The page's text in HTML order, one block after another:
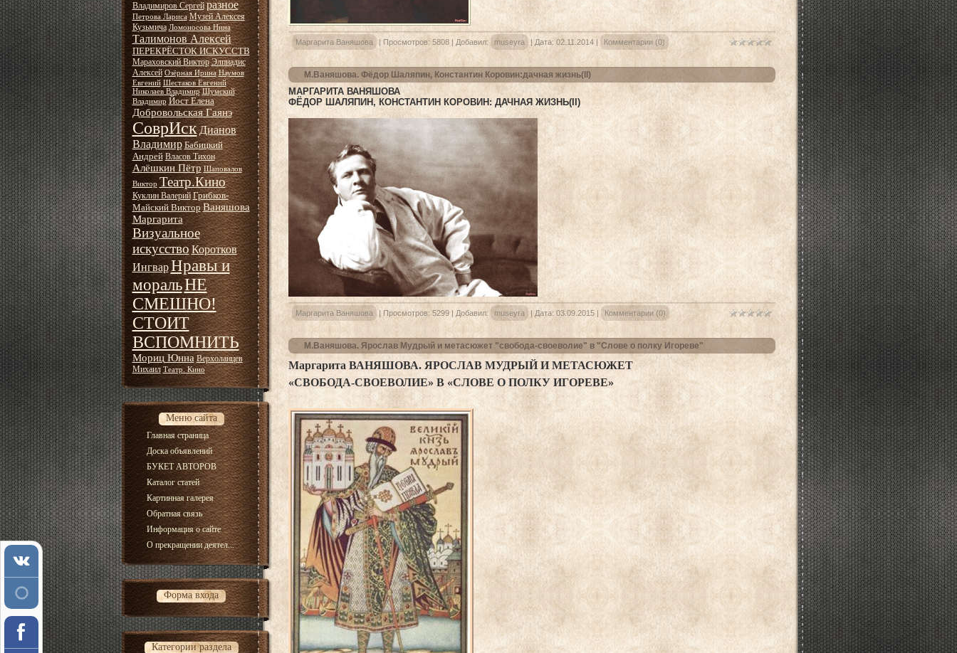
Владимиров Сергей разное
Петрова Лариса Музей Алексея
Кузьмича Ломоносова Нина
Талимонов Алексей
ПЕРЕКРЁСТОК ИСКУССТВ
Мараховский Виктор Элпиадис
Алексей Озёрная Ирина Наумов
Евгений Шестаков Евгений
Николаев Владимир Шумский
Владимир Йост Елена
Добровольская Гаянэ
СоврИскДианов
Владимир Бабицкий
Андрей Власов Тихон
Алёшкин Пётр Шаповалов
Виктор Театр.Кино
Куклин Валерий Грибков-
Майский Виктор Ваняшова
Маргарита
Визуальное
искусствоКоротков
ИнгварНравы и
моральНЕ
СМЕШНО!
СТОИТ
ВСПОМНИТЬ
Мориц Юнна Верхоланцев
Михаил Театр. Кино
Меню сайта
Главная страница
Доска объявлений
БУКЕТ АВТОРОВ
Каталог статей
Картинная галерея
Обратная связь
Информация о сайте
О прекращении деятел...
Форма входа
Категории раздела
Маргарита Ваняшова Просмотров: 5808| Добавил: museyra Дата: 02.11.2014 Комментарии (0)
М.Ваняшова. Фёдор Шаляпин, Константин Коровин:дачная жизнь(II)
МАРГАРИТА ВАНЯШОВА
ФЁДОР ШАЛЯПИН, КОНСТАНТИН КОРОВИН: ДАЧНАЯ ЖИЗНЬ(II)
Маргарита Ваняшова | Просмотров: 5299| Добавил: museyra | Дата: 03.09.2015 | Комментарии (0)
М.Ваняшова. Ярослав Мудрый и метасюжет "свобода-своеволие" в "Слове о полку Игореве"
Маргарита ВАНЯШОВА. ЯРОСЛАВ МУДРЫЙ И МЕТАСЮЖЕТ
«СВОБОДА-СВОЕВОЛИЕ» В «СЛОВЕ О ПОЛКУ ИГОРЕВЕ»